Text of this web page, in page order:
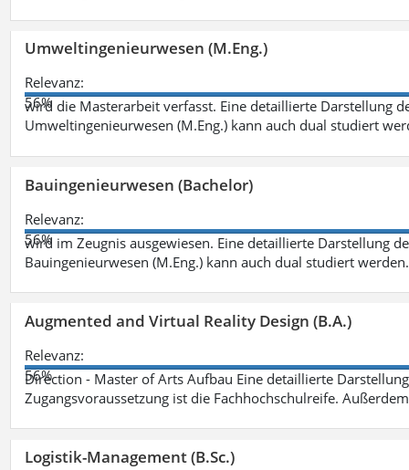
Umweltingenieurwesen (M.Eng.)
Relevanz:
56%
wird die Masterarbeit verfasst. Eine detaillierte Darstellung
Umweltingenieurwesen (M.Eng.) kann auch dual studiert
Bauingenieurwesen (Bachelor)
Relevanz:
56%
wird im Zeugnis ausgewiesen. Eine detaillierte Darstellung
Bauingenieurwesen (M.Eng.) kann auch dual studiert
Augmented and Virtual Reality Design (B.A.)
Relevanz:
56%
Direction - Master of Arts Aufbau Eine detaillierte
Zugangsvoraussetzung ist die Fachhochschulreife.
Logistik-Management (B.Sc.)